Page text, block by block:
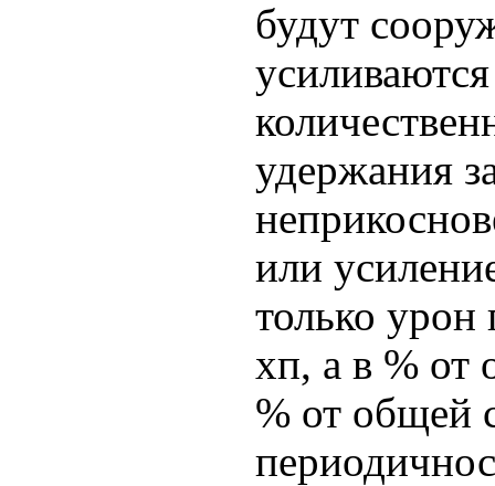
будут
удержания
или
только урон
хп, а в %
% от общей